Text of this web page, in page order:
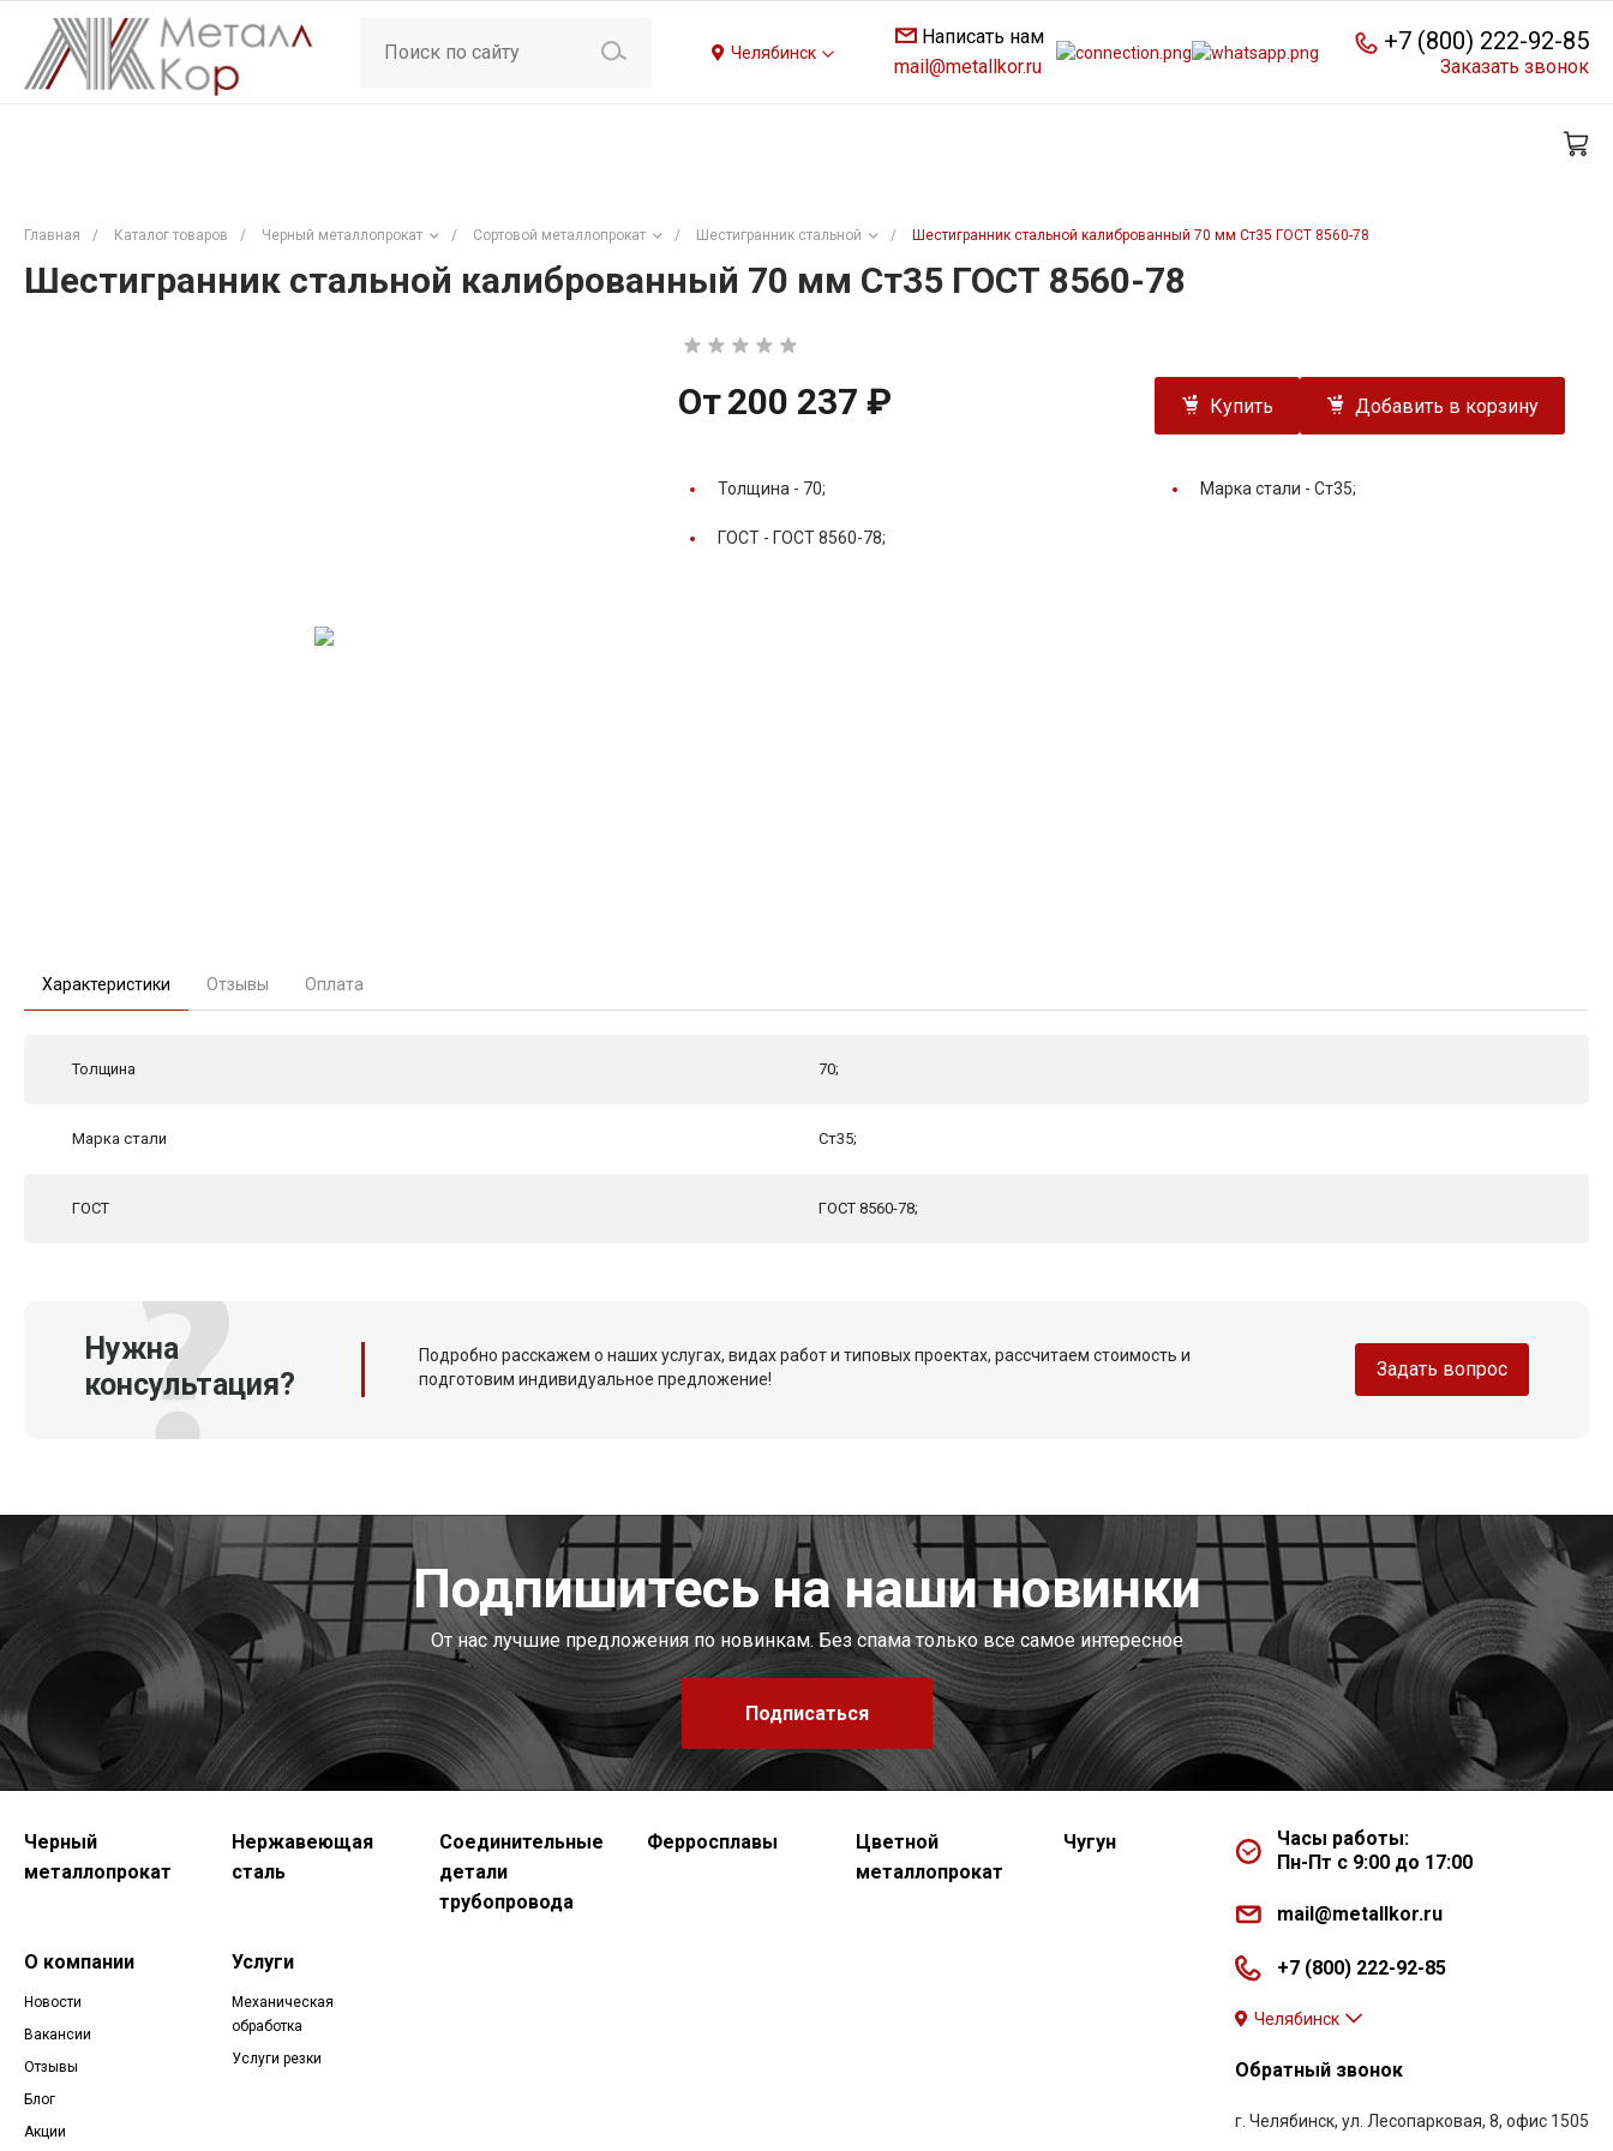
Челябинск
Написать нам
mail@metallkor.ru
+7 (800) 222-92-85
Заказать звонок
Главная / Каталог товаров / Черный металлопрокат / Сортовой металлопрокат / Шестигранник стальной / Шестигранник стальной калиброванный 70 мм Ст35 ГОСТ 8560-78
Шестигранник стальной калиброванный 70 мм Ст35 ГОСТ 8560-78
От200 237 ₽ Купить Добавить в корзину
Толщина - 70; Марка стали - Ст35;
ГОСТ - ГОСТ 8560-78;
Характеристики Отзывы Оплата
Толщина 70;
Марка стали Ст35;
ГОСТ ГОСТ 8560-78;
Нужна
консультация?
Подробно расскажем о наших услугах, видах работ и типовых проектах, рассчитаем стоимость и
подготовим индивидуальное предложение!
Задать вопрос
Подпишитесь на наши новинки
От нас лучшие предложения по новинкам. Без спама только все самое интересное
Подписаться
Черный
металлопрокат
Нержавеющая
сталь
Соединительные
детали
трубопровода
Ферросплавы
Цветной
металлопрокат
Чугун
О компании
Новости
Вакансии
Отзывы
Блог
Акции
Услуги
Механическая
обработка
Услуги резки
Часы работы:
Пн-Пт с 9:00 до 17:00
mail@metallkor.ru
+7 (800) 222-92-85
Челябинск
Обратный звонок
г. Челябинск, ул. Лесопарковая, 8, офис 1505